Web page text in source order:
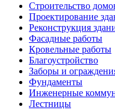
Строительство
Проектирование
Реконструкция
Фасадные работы
Кровельные работы
Благоустройство
Заборы и
Фундаменты
Инженерные
Лестницы